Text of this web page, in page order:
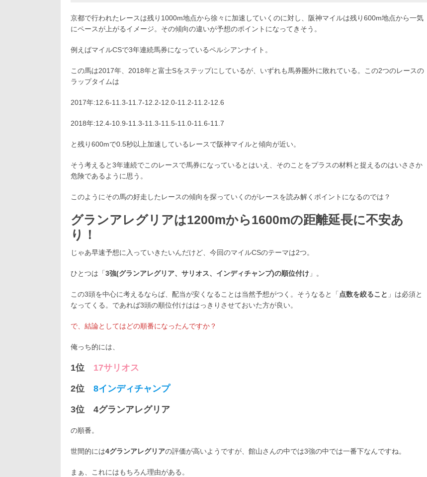
京都で行われたレースは残り1000m地点から徐々に加速していくのに対し、阪神マイルは残り600m地点から一気
にペースが上がるイメージ。その傾向の違いが予想のポイントになってきそう。
例えばマイルCSで3年連続馬券になっているペルシアンナイト。
この馬は2017年、2018年と富士Sをステップにしているが、いずれも馬券圏外に敗れている。この2つのレースの
ラップタイムは
2017年:12.6-11.3-11.7-12.2-12.0-11.2-11.2-12.6
2018年:12.4-10.9-11.3-11.3-11.5-11.0-11.6-11.7
と残り600mで0.5秒以上加速しているレースで阪神マイルと傾向が近い。
そう考えると3年連続でこのレースで馬券になっているとはいえ、そのことをプラスの材料と捉えるのはいささか
危険であるように思う。
このようにその馬の好走したレースの傾向を探っていくのがレースを読み解くポイントになるのでは？
グランアレグリアは1200mから1600mの距離延長に不安あ
り！
じゃあ早速予想に入っていきたいんだけど、今回のマイルCSのテーマは2つ。
ひとつは「3強(グランアレグリア、サリオス、インディチャンプ)の順位付け 」。
この3頭を中心に考えるならば、配当が安くなることは当然予想がつく。そうなると「点数を絞ること 」は必須と
なってくる。であれば3頭の順位付けははっきりさせておいた方が良い。
で、結論としてはどの順番になったんですか？
俺っち的には、
1位 17サリオス
2位 8インディチャンプ
3位 4グランアレグリア
の順番。
世間的には4グランアレグリアの評価が高いようですが、館山さんの中では3強の中では一番下なんですね。
まぁ、これにはもちろん理由がある。